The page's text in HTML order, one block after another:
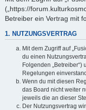
(„https://
Betreiber ein Vertrag mit
1. NUTZUNGSVERTRAG
Mit dem Zugriff auf
du einen
Folgenden
Regelungen
Wenn du mit diesen
das Board nicht weiter
jeweils die an dieser
Der Nutzungsvertrag